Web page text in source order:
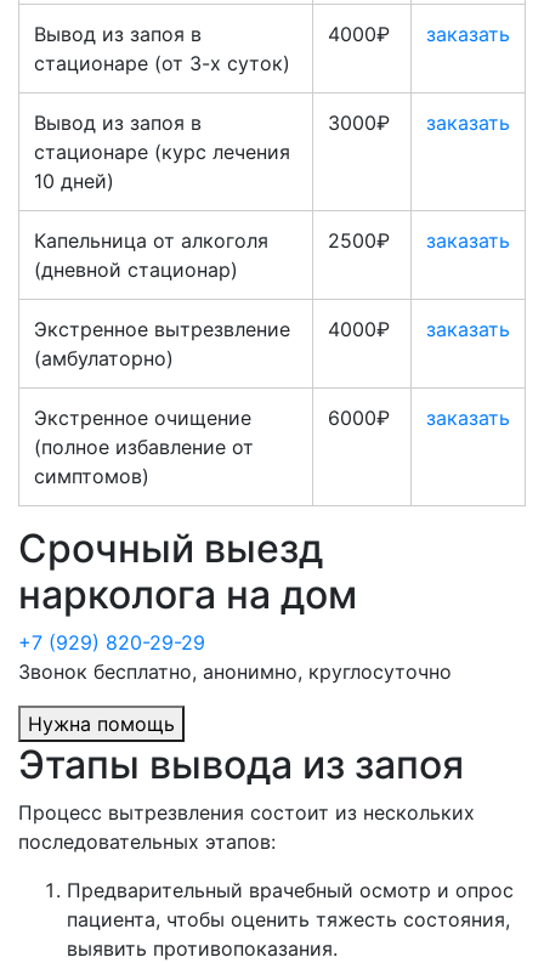
Вывод из запоя в
стационаре (от 3-х суток)
4000₽ заказать
Вывод из запоя в
стационаре (курс лечения
10 дней)
3000₽ заказать
Капельница от алкоголя
(дневной стационар)
2500₽ заказать
Экстренное вытрезвление
(амбулаторно)
4000₽ заказать
Экстренное очищение
(полное избавление от
симптомов)
6000₽ заказать
Срочный выезд
нарколога на дом
+7 (929) 820-29-29
Звонок бесплатно, анонимно, круглосуточно
Нужна помощь
Этапы вывода из запоя
Процесс вытрезвления состоит из нескольких
последовательных этапов:
Предварительный врачебный осмотр и опрос
пациента, чтобы оценить тяжесть состояния,
выявить противопоказания.